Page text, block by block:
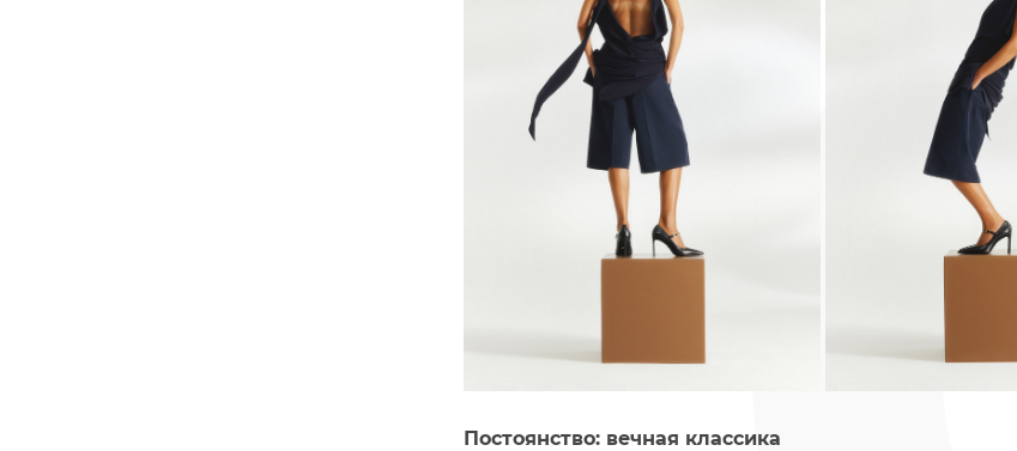
Постоянство: вечная классика